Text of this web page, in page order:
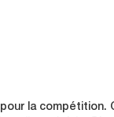
la compétition.